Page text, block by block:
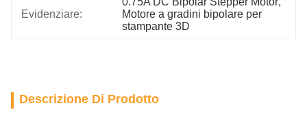
Evidenziare:
Motore a gradini bipolare per
stampante 3D
Descrizione Di Prodotto